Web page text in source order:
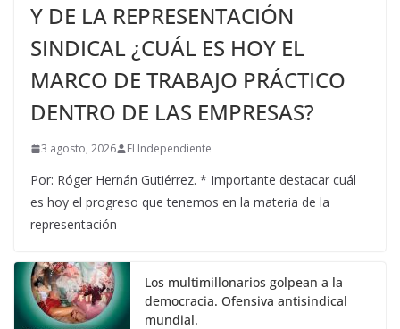
Y DE LA REPRESENTACIÓN
SINDICAL ¿CUÁL ES HOY EL
MARCO DE TRABAJO PRÁCTICO
DENTRO DE LAS EMPRESAS?
3 agosto, 2026 El Independiente
Por: Róger Hernán Gutiérrez. * Importante destacar cuál
es hoy el progreso que tenemos en la materia de la
representación
Los multimillonarios golpean a la
democracia. Ofensiva antisindical
mundial.